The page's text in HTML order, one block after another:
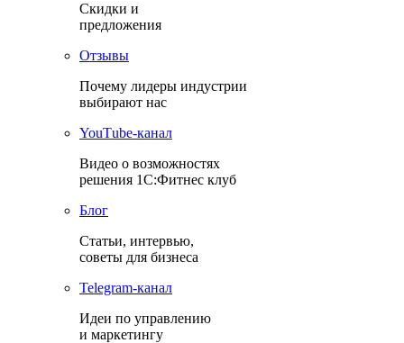
Скидки и
предложения
Отзывы
Почему лидеры индустрии
выбирают нас
YouТube-канал
Видео о возможностях
решения 1С:Фитнес клуб
Блог
Статьи, интервью,
советы для бизнеса
Теlegram-канал
Идеи по управлению
и маркетингу